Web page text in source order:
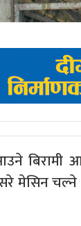
बिरामी
मेसिन चल्ने